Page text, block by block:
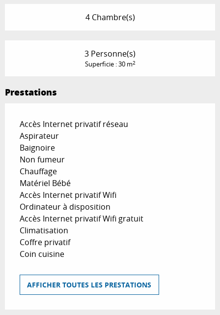
4 Chambre(s)
3 Personne(s)
Superficie : 30 m2
Prestations
Accès Internet privatif réseau
Aspirateur
Baignoire
Non fumeur
Chauffage
Matériel Bébé
Accès Internet privatif Wifi
Ordinateur à disposition
Accès Internet privatif Wifi gratuit
Climatisation
Coffre privatif
Coin cuisine
AFFICHER TOUTES LES PRESTATIONS